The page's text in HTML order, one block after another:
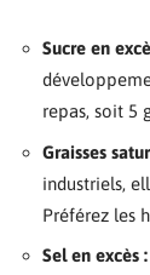
Sucre en
repas, soit 5
Graisses
industriels,
Préférez les
Sel en excès :